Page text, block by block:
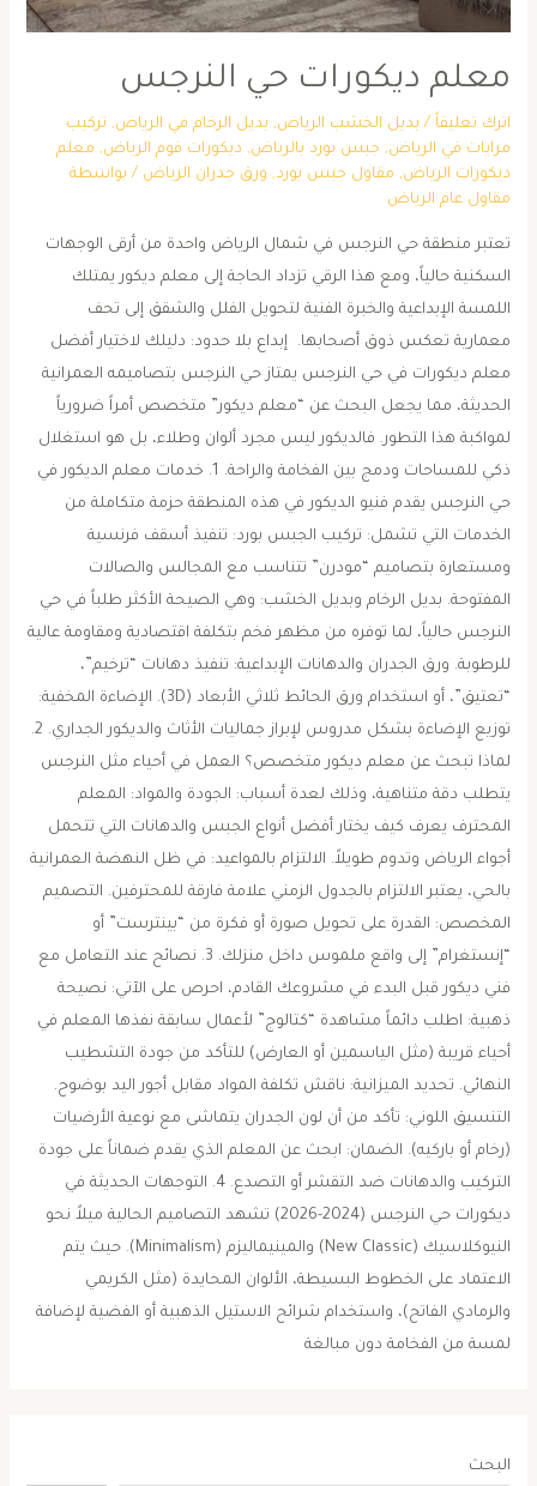
معلم ديكورات حي النرجس
اترك تعليقاً / بديل الخشب الرياض, بديل الرخام في الرياض, تركيب
مرايات في الرياض, جبس بورد بالرياض, ديكورات فوم الرياض, معلم
ديكورات الرياض, مقاول جبس بورد, ورق جدران الرياض / بواسطة
مقاول عام الرياض
تعتبر منطقة حي النرجس في شمال الرياض واحدة من أرقى الوجهات
السكنية حالياً، ومع هذا الرقي تزداد الحاجة إلى معلم ديكور يمتلك
اللمسة الإبداعية والخبرة الفنية لتحويل الفلل والشقق إلى تحف
معمارية تعكس ذوق أصحابها. ​ ​إبداع بلا حدود: دليلك لاختيار أفضل
معلم ديكورات في حي النرجس ​يمتاز حي النرجس بتصاميمه العمرانية
الحديثة، مما يجعل البحث عن “معلم ديكور” متخصص أمراً ضرورياً
لمواكبة هذا التطور. فالديكور ليس مجرد ألوان وطلاء، بل هو استغلال
ذكي للمساحات ودمج بين الفخامة والراحة. ​1. خدمات معلم الديكور في
حي النرجس ​يقدم فنيو الديكور في هذه المنطقة حزمة متكاملة من
الخدمات التي تشمل: ​تركيب الجبس بورد: تنفيذ أسقف فرنسية
ومستعارة بتصاميم “مودرن” تتناسب مع المجالس والصالات
المفتوحة. ​بديل الرخام وبديل الخشب: وهي الصيحة الأكثر طلباً في حي
النرجس حالياً، لما توفره من مظهر فخم بتكلفة اقتصادية ومقاومة عالية
للرطوبة. ​ورق الجدران والدهانات الإبداعية: تنفيذ دهانات “ترخيم”،
“تعتيق”، أو استخدام ورق الحائط ثلاثي الأبعاد (3D). ​الإضاءة المخفية:
توزيع الإضاءة بشكل مدروس لإبراز جماليات الأثاث والديكور الجداري. ​2.
لماذا تبحث عن معلم ديكور متخصص؟ ​العمل في أحياء مثل النرجس
يتطلب دقة متناهية، وذلك لعدة أسباب: ​الجودة والمواد: المعلم
المحترف يعرف كيف يختار أفضل أنواع الجبس والدهانات التي تتحمل
أجواء الرياض وتدوم طويلاً. ​الالتزام بالمواعيد: في ظل النهضة العمرانية
بالحي، يعتبر الالتزام بالجدول الزمني علامة فارقة للمحترفين. ​التصميم
المخصص: القدرة على تحويل صورة أو فكرة من “بينترست” أو
“إنستغرام” إلى واقع ملموس داخل منزلك. ​3. نصائح عند التعامل مع
فني ديكور ​قبل البدء في مشروعك القادم، احرص على الآتي: ​نصيحة
ذهبية: اطلب دائماً مشاهدة “كتالوج” لأعمال سابقة نفذها المعلم في
أحياء قريبة (مثل الياسمين أو العارض) للتأكد من جودة التشطيب
النهائي. ​تحديد الميزانية: ناقش تكلفة المواد مقابل أجور اليد بوضوح. ​
التنسيق اللوني: تأكد من أن لون الجدران يتماشى مع نوعية الأرضيات
(رخام أو باركيه). ​الضمان: ابحث عن المعلم الذي يقدم ضماناً على جودة
التركيب والدهانات ضد التقشر أو التصدع. ​4. التوجهات الحديثة في
ديكورات حي النرجس (2024-2026) ​تشهد التصاميم الحالية ميلاً نحو
النيوكلاسيك (New Classic) والمينيماليزم (Minimalism). حيث يتم
الاعتماد على الخطوط البسيطة، الألوان المحايدة (مثل الكريمي
والرمادي الفاتح)، واستخدام شرائح الاستيل الذهبية أو الفضية لإضافة
لمسة من الفخامة دون مبالغة
البحث